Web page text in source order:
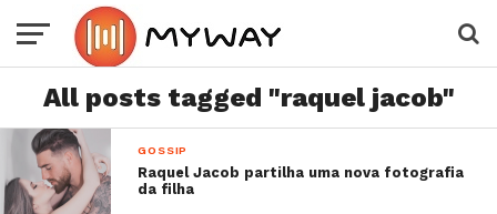
All posts tagged "raquel jacob"
GOSSIP
Raquel Jacob partilha uma nova fotografia
da filha